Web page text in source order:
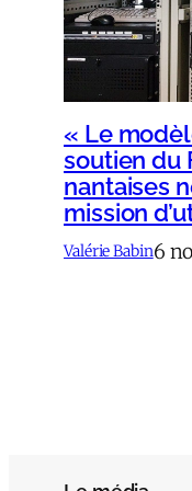
« Le
soutien du
nantaises
mission
Valérie Babin6